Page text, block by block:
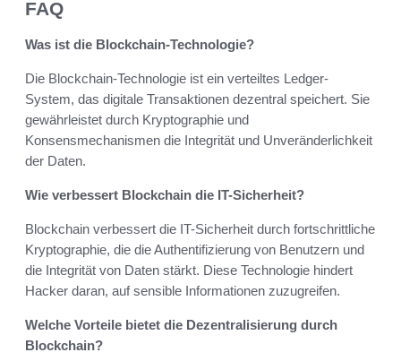
FAQ
Was ist die Blockchain-Technologie?
Die Blockchain-Technologie ist ein verteiltes Ledger-
System, das digitale Transaktionen dezentral speichert. Sie
gewährleistet durch Kryptographie und
Konsensmechanismen die Integrität und Unveränderlichkeit
der Daten.
Wie verbessert Blockchain die IT-Sicherheit?
Blockchain verbessert die IT-Sicherheit durch fortschrittliche
Kryptographie, die die Authentifizierung von Benutzern und
die Integrität von Daten stärkt. Diese Technologie hindert
Hacker daran, auf sensible Informationen zuzugreifen.
Welche Vorteile bietet die Dezentralisierung durch
Blockchain?